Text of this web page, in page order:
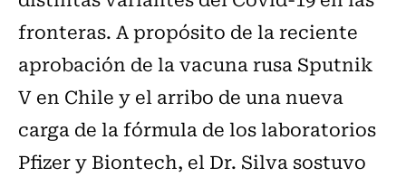
fronteras. A propósito de la reciente
aprobación de la vacuna rusa Sputnik
V en Chile y el arribo de una nueva
carga de la fórmula de los laboratorios
Pfizer y Biontech, el Dr. Silva sostuvo